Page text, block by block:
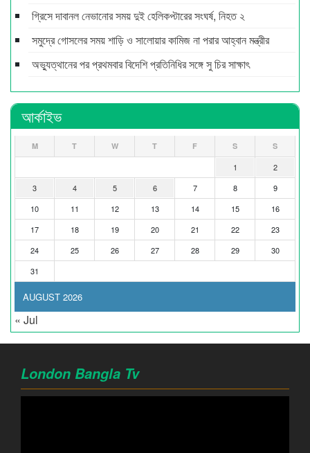
গ্রিসে দাবানল নেভানোর সময় দুই হেলিকপ্টারের সংঘর্ষ, নিহত ২
সমুদ্রে গোসলের সময় শাড়ি ও সালোয়ার কামিজ না পরার আহ্বান মন্ত্রীর
অভ্যুত্থানের পর প্রথমবার বিদেশি প্রতিনিধির সঙ্গে সু চির সাক্ষাৎ
আর্কাইভ
AUGUST 2026
M T W T F S S
1
2
3
4 5 6 7 8
9
10
11 12 13 14 15
16
17
18 19 20 21 22
23
24
25 26 27 28 29
30
31
« Jul
London Bangla Tv